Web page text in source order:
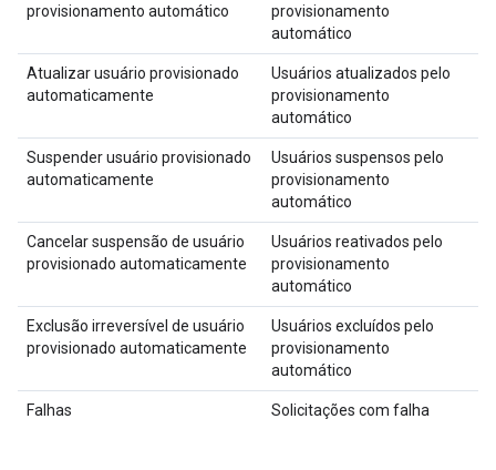
provisionamento automático
provisionamento
automático
Atualizar usuário provisionado
automaticamente
Usuários atualizados pelo
provisionamento
automático
Suspender usuário provisionado
automaticamente
Usuários suspensos pelo
provisionamento
automático
Cancelar suspensão de usuário
provisionado automaticamente
Usuários reativados pelo
provisionamento
automático
Exclusão irreversível de usuário
provisionado automaticamente
Usuários excluídos pelo
provisionamento
automático
Falhas Solicitações com falha